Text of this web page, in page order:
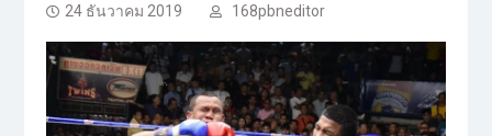
24 ธันวาคม 2019 168pbneditor